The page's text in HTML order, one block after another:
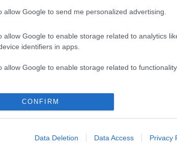
allow Google to send me personalized advertising.
allow Google to enable storage related to analytics
identifiers in apps.
allow Google to enable storage related to
allow Google to enable storage related to
functionality and fraud prevention, and other
CONFIRM
Data Deletion Data Access Privacy
με Απεριόριστα Data ή Απεριόριστη
να μπορέσουν οι συνδρομητές της
σε όποιον επιθυμούν,
€7, έχει διάρκεια 14 ημέρες και
κάποιο από αυτά, ή
περισσότερες πληροφορίες
13800.